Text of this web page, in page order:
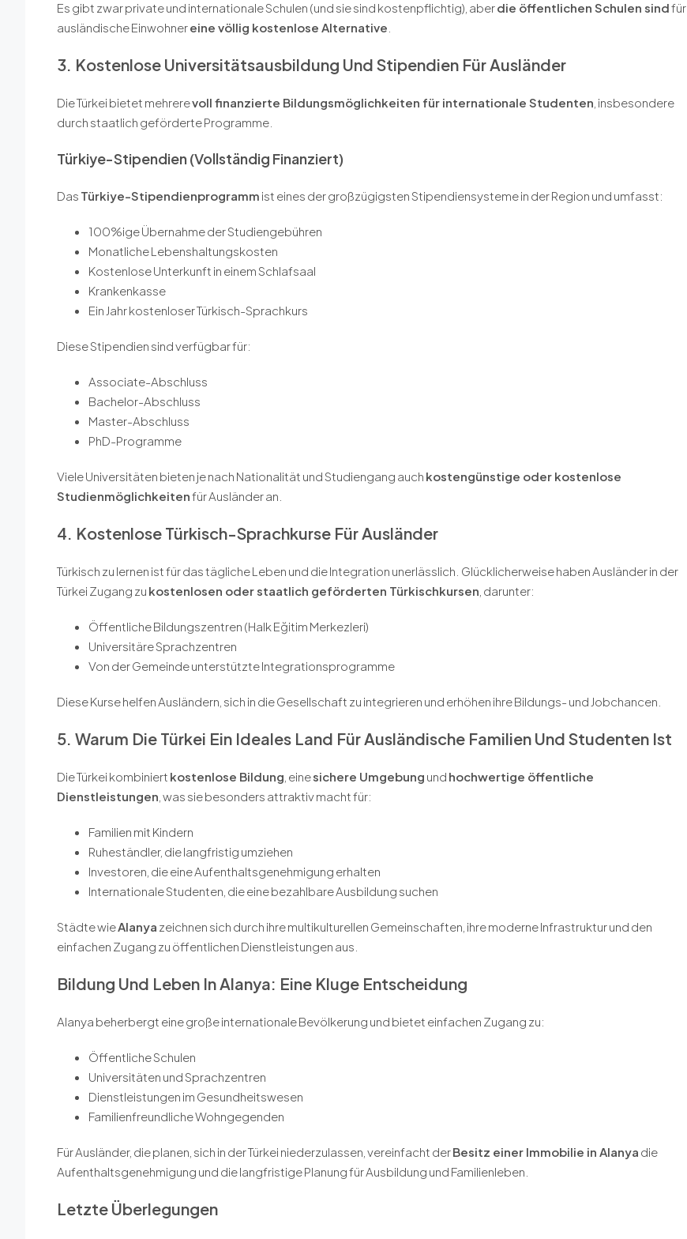
Es gibt zwar private und internationale Schulen (und sie sind kostenpflichtig), aberdie öffentlichen Schulen sindfür
ausländische Einwohnereine völlig kostenlose Alternative
3. Kostenlose Universitätsausbildung Und Stipendien Für Ausländer
Die Türkei bietet mehrerevoll finanzierte Bildungsmöglichkeiten für internationale Studenten , insbesondere
durch staatlich geförderte Programme.
Türkiye-Stipendien (vollständig Finanziert)
Das Türkiye-Stipendienprogramm ist eines der großzügigsten Stipendiensysteme in der Region und umfasst:
100%ige Übernahme der Studiengebühren
Monatliche Lebenshaltungskosten
Kostenlose Unterkunft in einem Schlafsaal
Krankenkasse
Ein Jahr kostenloser Türkisch-Sprachkurs
Diese Stipendien sind verfügbar für:
Associate-Abschluss
Bachelor-Abschluss
Master-Abschluss
PhD-Programme
Viele Universitäten bieten je nach Nationalität und Studiengang auch kostengünstige oder kostenlose
Studienmöglichkeitenfür Ausländer an.
4. Kostenlose Türkisch-Sprachkurse Für Ausländer
Türkisch zu lernen ist für das tägliche Leben und die Integration unerlässlich. Glücklicherweise haben Ausländer in der
Türkei Zugang zu kostenlosen oder staatlich geförderten Türkischkursen , darunter:
Öffentliche Bildungszentren (Halk Eğitim Merkezleri)
Universitäre Sprachzentren
Von der Gemeinde unterstützte Integrationsprogramme
Diese Kurse helfen Ausländern, sich in die Gesellschaft zu integrieren und erhöhen ihre Bildungs- und Jobchancen.
5. Warum Die Türkei Ein Ideales Land Für Ausländische Familien Und Studenten Ist
Die Türkei kombiniert kostenlose Bildung , einesichere Umgebung und hochwertige öffentliche
Dienstleistungen , was sie besonders attraktiv macht für:
Familien mit Kindern
Ruheständler, die langfristig umziehen
Investoren, die eine Aufenthaltsgenehmigung erhalten
Internationale Studenten, die eine bezahlbare Ausbildung suchen
Städte wieAlanya zeichnen sich durch ihre multikulturellen Gemeinschaften, ihre moderne Infrastruktur und den
einfachen Zugang zu öffentlichen Dienstleistungen aus.
Bildung Und Leben In Alanya: Eine Kluge Entscheidung
Alanya beherbergt eine große internationale Bevölkerung und bietet einfachen Zugang zu:
Öffentliche Schulen
Universitäten und Sprachzentren
Dienstleistungen im Gesundheitswesen
Familienfreundliche Wohngegenden
Für Ausländer, die planen, sich in der Türkei niederzulassen, vereinfacht derBesitz einer Immobilie in Alanya die
Aufenthaltsgenehmigung und die langfristige Planung für Ausbildung und Familienleben.
Letzte Überlegungen